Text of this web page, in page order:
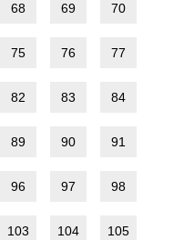
68 69 70
75 76 77
82 83 84
89 90 91
96 97 98
103 104 105